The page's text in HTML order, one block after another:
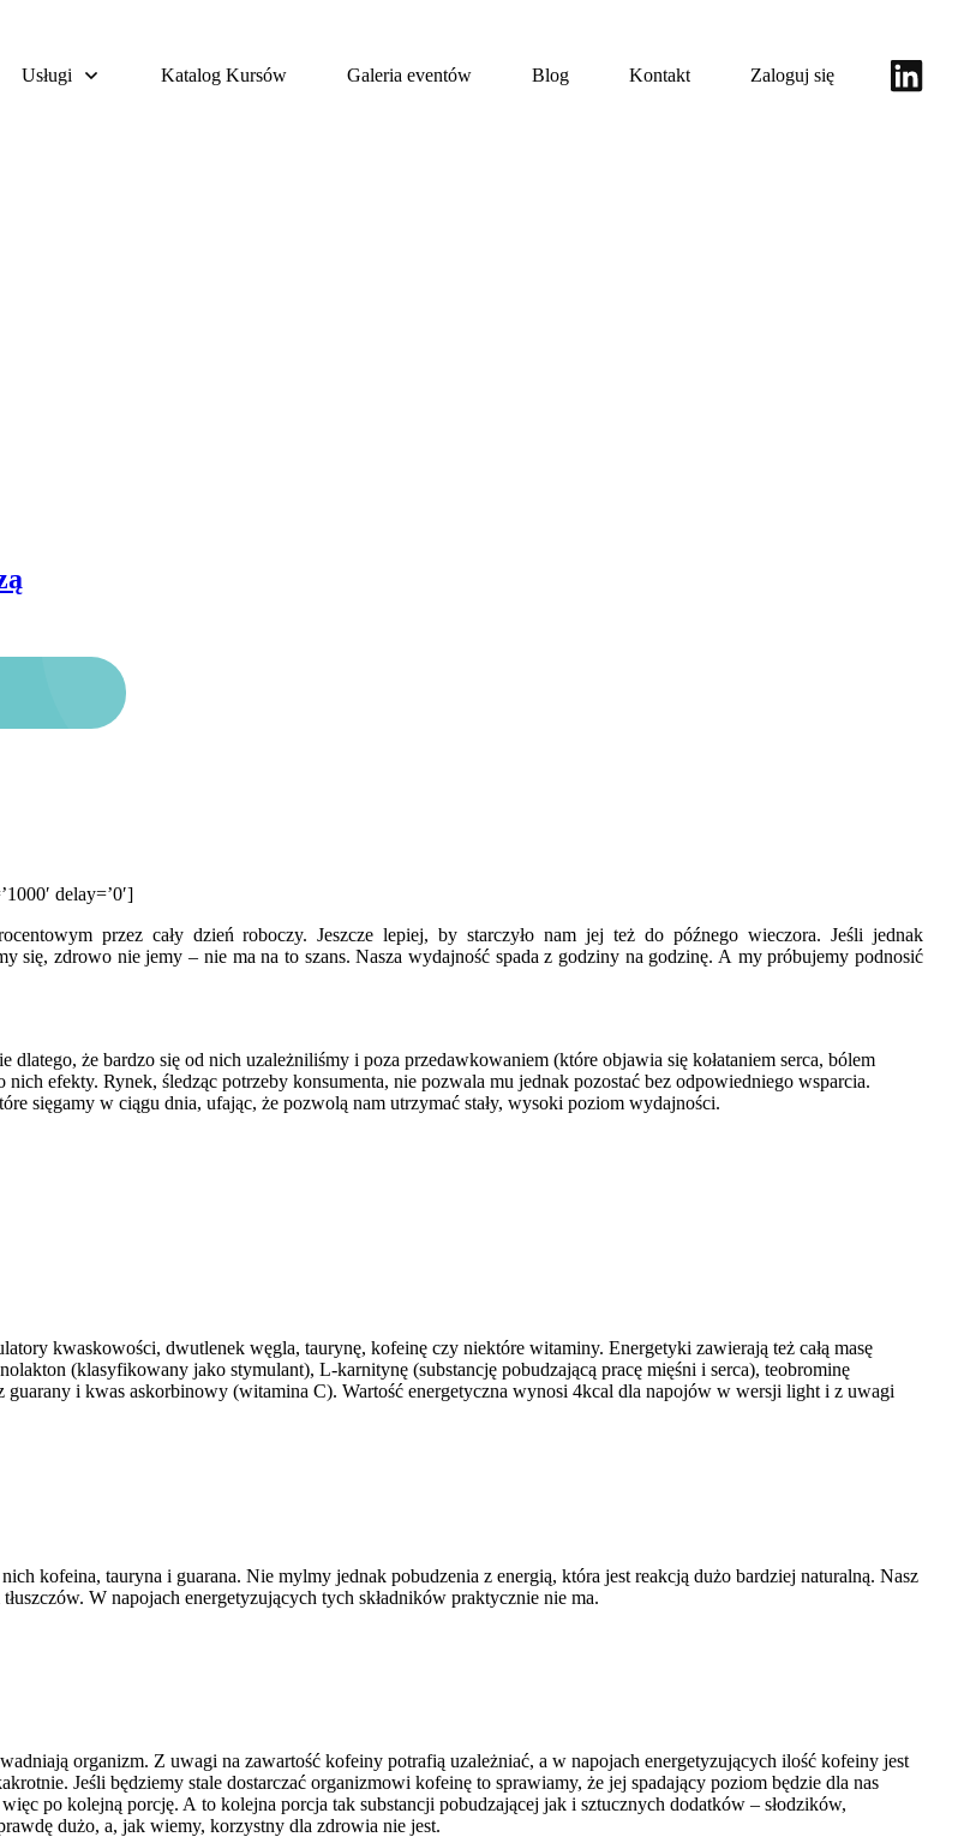
Usługi Katalog Kursów Galeria eventów Blog Kontakt Zaloguj się
delay=’0′]
przez cały dzień roboczy. Jeszcze lepiej, by starczyło nam jej też do późnego wieczora. Jeśli jednak
zdrowo nie jemy – nie ma na to szans. Nasza wydajność spada z godziny na godzinę. A my próbujemy podnosić
dlatego, że bardzo się od nich uzależniliśmy i poza przedawkowaniem (które objawia się kołataniem serca, bólem
efekty. Rynek, śledząc potrzeby konsumenta, nie pozwala mu jednak pozostać bez odpowiedniego wsparcia.
sięgamy w ciągu dnia, ufając, że pozwolą nam utrzymać stały, wysoki poziom wydajności.
kwaskowości, dwutlenek węgla, taurynę, kofeinę czy niektóre witaminy. Energetyki zawierają też całą masę
(klasyfikowany jako stymulant), L-karnitynę (substancję pobudzającą pracę mięśni i serca), teobrominę
guarany i kwas askorbinowy (witamina C). Wartość energetyczna wynosi 4kcal dla napojów w wersji light i z uwagi
kofeina, tauryna i guarana. Nie mylmy jednak pobudzenia z energią, która jest reakcją dużo bardziej naturalną. Nasz
W napojach energetyzujących tych składników praktycznie nie ma.
organizm. Z uwagi na zawartość kofeiny potrafią uzależniać, a w napojach energetyzujących ilość kofeiny jest
Jeśli będziemy stale dostarczać organizmowi kofeinę to sprawiamy, że jej spadający poziom będzie dla nas
po kolejną porcję. A to kolejna porcja tak substancji pobudzającej jak i sztucznych dodatków – słodzików,
dużo, a, jak wiemy, korzystny dla zdrowia nie jest.